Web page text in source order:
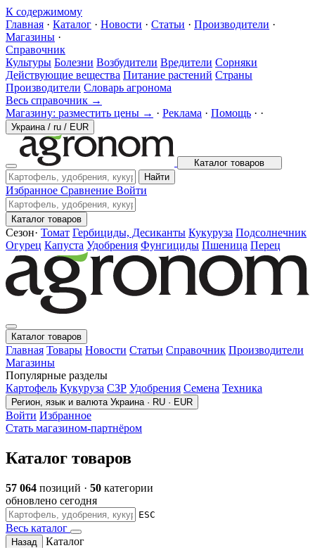
К содержимому
Главная · Каталог · Новости · Статьи · Производители ·
Магазины ·
Справочник
Культуры Болезни Возбудители Вредители Сорняки
Действующие вещества Питание растений Страны
Производители Словарь агронома
Весь справочник →
Магазину: разместить цены → · Реклама · Помощь · ·
Украина / ru / EUR
Каталог товаров
Найти
Избранное Сравнение Войти
Каталог товаров
Сезон· Томат Гербициды, Десиканты Кукуруза Подсолнечник
Огурец Капуста Удобрения Фунгициды Пшеница Перец
Каталог товаров
Главная Товары Новости Статьи Справочник Производители
Магазины
Популярные разделы
Картофель Кукуруза СЗР Удобрения Семена Техника
Регион, язык и валюта Украина · RU · EUR
Войти Избранное
Стать магазином-партнёром
Каталог товаров
57 064 позиций · 50 категории
обновлено сегодня
ESC
Весь каталог
Назад
Каталог